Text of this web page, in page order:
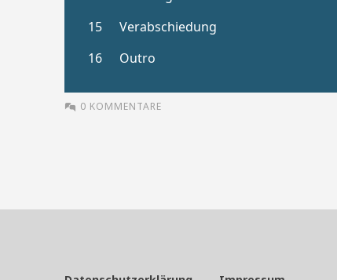
0 KOMMENTARE